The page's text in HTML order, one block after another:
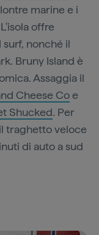
marine e i
offre
nonché il
Bruny Island è
Assaggia il
Cheese Coe
Shucked. Per
traghetto veloce
di auto a sud